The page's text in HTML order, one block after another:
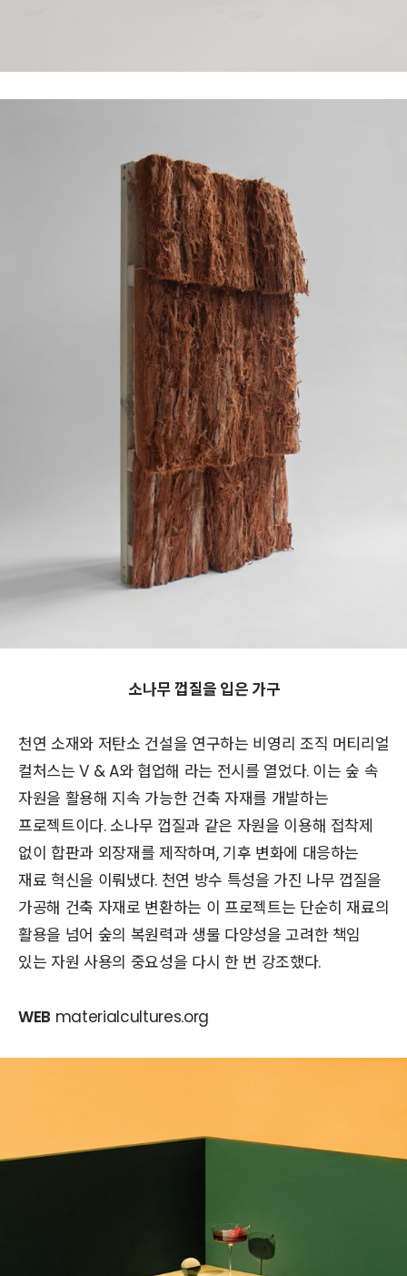
소나무 껍질을 입은 가구
천연 소재와 저탄소 건설을 연구하는 비영리 조직 머티리얼
컬처스는 V & A와 협업해 라는 전시를 열었다. 이는 숲 속
자원을 활용해 지속 가능한 건축 자재를 개발하는
프로젝트이다. 소나무 껍질과 같은 자원을 이용해 접착제
없이 합판과 외장재를 제작하며, 기후 변화에 대응하는
재료 혁신을 이뤄냈다. 천연 방수 특성을 가진 나무 껍질을
가공해 건축 자재로 변환하는 이 프로젝트는 단순히 재료의
활용을 넘어 숲의 복원력과 생물 다양성을 고려한 책임
있는 자원 사용의 중요성을 다시 한 번 강조했다.
WEB materialcultures.org